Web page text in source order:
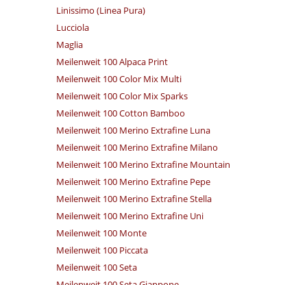
Linissimo (Linea Pura)
Lucciola
Maglia
Meilenweit 100 Alpaca Print
Meilenweit 100 Color Mix Multi
Meilenweit 100 Color Mix Sparks
Meilenweit 100 Cotton Bamboo
Meilenweit 100 Merino Extrafine Luna
Meilenweit 100 Merino Extrafine Milano
Meilenweit 100 Merino Extrafine Mountain
Meilenweit 100 Merino Extrafine Pepe
Meilenweit 100 Merino Extrafine Stella
Meilenweit 100 Merino Extrafine Uni
Meilenweit 100 Monte
Meilenweit 100 Piccata
Meilenweit 100 Seta